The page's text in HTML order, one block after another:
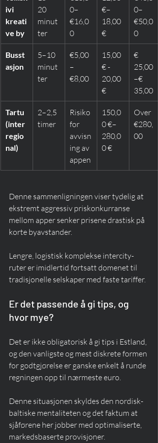
ivi
kreati
ve by
20
minut
ter
0–
€16,0
0
€–
18,00
€
0–
€50,0
0
Busst
asjon
5–10
minut
ter
€5,00
–
€8,00
15,00
€ -
20,00
€
€
25,00
–€
35,00
Tartu
(inter
regio
nal)
2–2,5
timer
Risiko
for
avvisn
ing av
appen
150,0
0 €–
280,0
0 €
Over
€280,
00
Denne sammenligningen viser tydelig at
ekstremt aggressiv priskonkurranse
mellom apper senker prisene drastisk på
korte byavstander.
Lengre, logistisk komplekse intercity-
ruter er imidlertid fortsatt domenet til
tradisjonelle selskaper med faste tariffer.
Er det passende å gi tips, og
hvor mye?
Det er ikke obligatorisk å gi tips i Estland,
og den vanligste og mest diskrete formen
for godtgjørelse er ganske enkelt å runde
regningen opp til nærmeste euro.
Denne situasjonen skyldes den nordisk-
baltiske mentaliteten og det faktum at
sjåførene her jobber med optimaliserte,
markedsbaserte provisjoner.